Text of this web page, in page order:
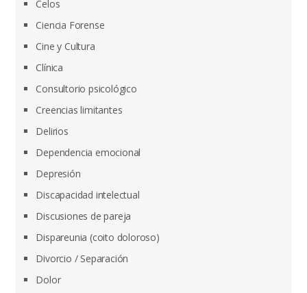
Celos
Ciencia Forense
Cine y Cultura
Clínica
Consultorio psicológico
Creencias limitantes
Delirios
Dependencia emocional
Depresión
Discapacidad intelectual
Discusiones de pareja
Dispareunia (coito doloroso)
Divorcio / Separación
Dolor